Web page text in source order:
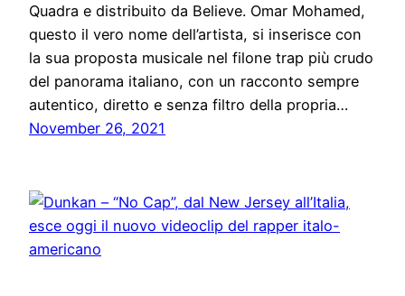
Quadra e distribuito da Believe. Omar Mohamed,
questo il vero nome dell’artista, si inserisce con
la sua proposta musicale nel filone trap più crudo
del panorama italiano, con un racconto sempre
autentico, diretto e senza filtro della propria…
November 26, 2021